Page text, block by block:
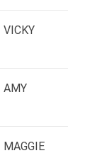
AMY